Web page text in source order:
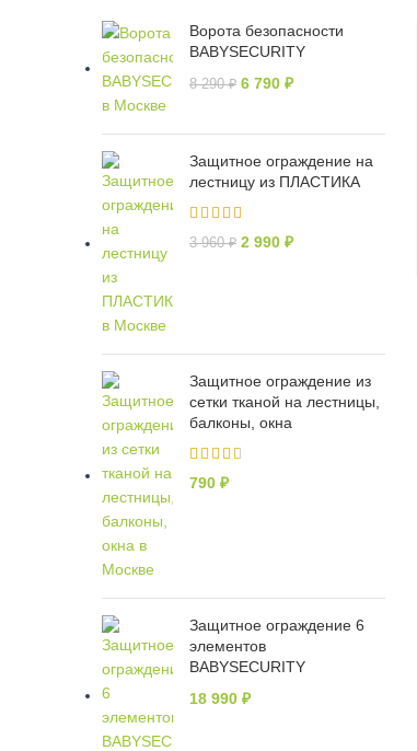
Ворота безопасности
BABYSECURITY
8 290₽ 6 790 ₽
Защитное ограждение на
лестницу из ПЛАСТИКА
3 960₽ 2 990 ₽
Защитное ограждение из
сетки тканой на лестницы,
балконы, окна
790 ₽
Защитное ограждение 6
элементов
BABYSECURITY
18 990 ₽